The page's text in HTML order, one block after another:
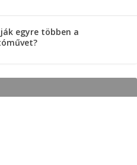
egyre többen a